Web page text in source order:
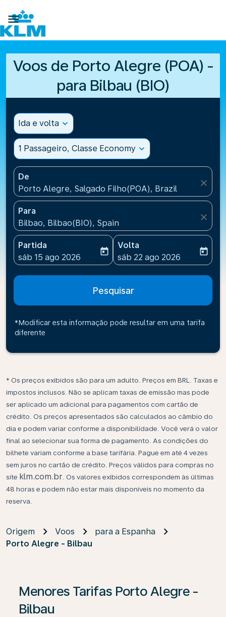

Voos de Porto Alegre (POA) -
para Bilbau (BIO)
Ida e volta expand_more
1 Passageiro, Classe Economy expand_more
De
Porto Alegre, Salgado Filho(POA), Brazil
close
Para
Bilbao, Bilbao(BIO), Spain
close
Partida
fc-booking-departure-date-aria-label
sáb 15 ago 2026
today
Volta
fc-booking-return-date-
sáb 22 ago 2026
today
Pesquisar
*Modificar esta informação pode resultar em uma tarifa
diferente
* Os preços exibidos são para um adulto. Preços em BRL. Taxas e
impostos inclusos. Não se aplicam taxas de emissão mas pode
ser aplicado um adicional para pagamentos com cartão de
crédito. Os preços apresentados são calculados ao câmbio do
dia e podem variar conforme a disponibilidade. Você verá o valor
final ao selecionar sua forma de pagamento. As condições do
bilhete variam conforme a base tarifária. Pague em até 4 vezes
sem juros no cartão de crédito. Preços válidos para compras no
site klm.com.br . Os valores exibidos correspondem às últimas
48 horas e podem não estar mais disponíveis no momento da
reserva.
Origem Voos
para a Espanha
Porto Alegre - Bilbau
Menores Tarifas Porto Alegre -
Bilbau
Se não forem encontrados resultados, clique em